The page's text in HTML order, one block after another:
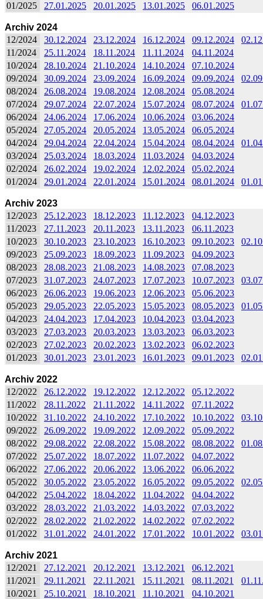
01/2025
27.01.2025 20.01.2025 13.01.2025 06.01.2025
Archiv 2024
12/2024
30.12.2024 23.12.2024 16.12.2024 09.12.2024
11/2024
25.11.2024 18.11.2024 11.11.2024
04.11.2024
10/2024
28.10.2024 21.10.2024 14.10.2024
07.10.2024
09/2024
30.09.2024 23.09.2024 16.09.2024 09.09.2024
08/2024
26.08.2024 19.08.2024 12.08.2024
05.08.2024
07/2024
29.07.2024 22.07.2024 15.07.2024 08.07.2024
06/2024
24.06.2024 17.06.2024 10.06.2024
03.06.2024
05/2024
27.05.2024 20.05.2024 13.05.2024
06.05.2024
04/2024
29.04.2024 22.04.2024 15.04.2024 08.04.2024
03/2024
25.03.2024 18.03.2024 11.03.2024
04.03.2024
02/2024
26.02.2024 19.02.2024 12.02.2024
05.02.2024
01/2024
29.01.2024 22.01.2024 15.01.2024 08.01.2024
Archiv 2023
12/2023
25.12.2023 18.12.2023 11.12.2023
04.12.2023
11/2023
27.11.2023 20.11.2023 13.11.2023
06.11.2023
10/2023
30.10.2023 23.10.2023 16.10.2023 09.10.2023
09/2023
25.09.2023 18.09.2023 11.09.2023
04.09.2023
08/2023
28.08.2023 21.08.2023 14.08.2023
07.08.2023
07/2023
31.07.2023 24.07.2023 17.07.2023 10.07.2023
06/2023
26.06.2023 19.06.2023 12.06.2023
05.06.2023
05/2023
29.05.2023 22.05.2023 15.05.2023 08.05.2023
04/2023
24.04.2023 17.04.2023 10.04.2023
03.04.2023
03/2023
27.03.2023 20.03.2023 13.03.2023
06.03.2023
02/2023
27.02.2023 20.02.2023 13.02.2023
06.02.2023
01/2023
30.01.2023 23.01.2023 16.01.2023 09.01.2023
Archiv 2022
12/2022
26.12.2022 19.12.2022 12.12.2022
05.12.2022
11/2022
28.11.2022 21.11.2022 14.11.2022
07.11.2022
10/2022
31.10.2022 24.10.2022 17.10.2022 10.10.2022
09/2022
26.09.2022 19.09.2022 12.09.2022
05.09.2022
08/2022
29.08.2022 22.08.2022 15.08.2022 08.08.2022
07/2022
25.07.2022 18.07.2022 11.07.2022
04.07.2022
06/2022
27.06.2022 20.06.2022 13.06.2022
06.06.2022
05/2022
30.05.2022 23.05.2022 16.05.2022 09.05.2022
04/2022
25.04.2022 18.04.2022 11.04.2022
04.04.2022
03/2022
28.03.2022 21.03.2022 14.03.2022
07.03.2022
02/2022
28.02.2022 21.02.2022 14.02.2022
07.02.2022
01/2022
31.01.2022 24.01.2022 17.01.2022 10.01.2022
Archiv 2021
12/2021
27.12.2021 20.12.2021 13.12.2021
06.12.2021
11/2021
29.11.2021 22.11.2021 15.11.2021 08.11.2021
10/2021
25.10.2021 18.10.2021 11.10.2021
04.10.2021